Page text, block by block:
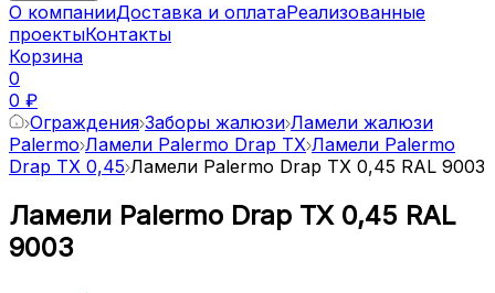
О компанииДоставка и оплатаРеализованные
проектыКонтакты
Корзина
0
0 ₽
Ограждения Заборы жалюзи Ламели жалюзи
Palermo Ламели Palermo Drap TX Ламели Palermo
Drap TX 0,45 Ламели Palermo Drap TX 0,45 RAL 9003
Ламели Palermo Drap TX 0,45 RAL
9003